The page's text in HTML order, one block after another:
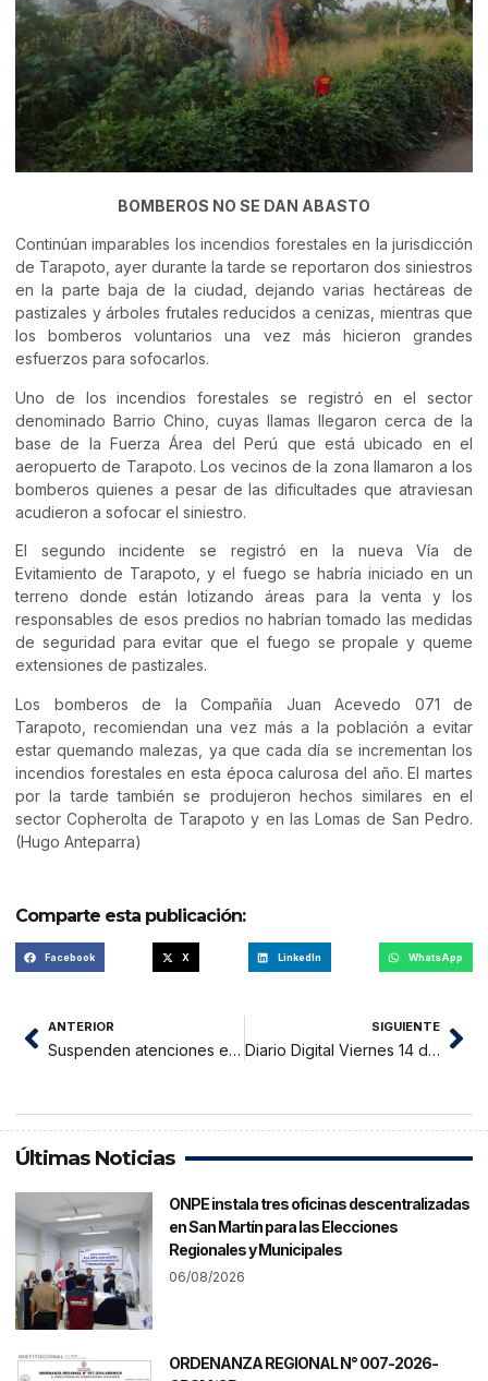
BOMBEROS NO SE DAN ABASTO
Continúan imparables los incendios forestales en la jurisdicción
de Tarapoto, ayer durante la tarde se reportaron dos siniestros
en la parte baja de la ciudad, dejando varias hectáreas de
pastizales y árboles frutales reducidos a cenizas, mientras que
los bomberos voluntarios una vez más hicieron grandes
esfuerzos para sofocarlos.
Uno de los incendios forestales se registró en el sector
denominado Barrio Chino, cuyas llamas llegaron cerca de la
base de la Fuerza Área del Perú que está ubicado en el
aeropuerto de Tarapoto. Los vecinos de la zona llamaron a los
bomberos quienes a pesar de las dificultades que atraviesan
acudieron a sofocar el siniestro.
El segundo incidente se registró en la nueva Vía de
Evitamiento de Tarapoto, y el fuego se habría iniciado en un
terreno donde están lotizando áreas para la venta y los
responsables de esos predios no habrían tomado las medidas
de seguridad para evitar que el fuego se propale y queme
extensiones de pastizales.
Los bomberos de la Compañía Juan Acevedo 071 de
Tarapoto, recomiendan una vez más a la población a evitar
estar quemando malezas, ya que cada día se incrementan los
incendios forestales en esta época calurosa del año. El martes
por la tarde también se produjeron hechos similares en el
sector Copherolta de Tarapoto y en las Lomas de San Pedro.
(Hugo Anteparra)
Comparte esta publicación:
Facebook X LinkedIn WhatsApp
ANTERIOR
Suspenden atenciones en el Banco de La Nación de Tarapoto por posible cuarentena
SIGUIENTE
Diario Digital Viernes 14 de Agosto del 2020
Últimas Noticias
ONPE instala tres oficinas descentralizadas
en San Martín para las Elecciones
Regionales y Municipales
06/08/2026
ORDENANZA REGIONAL N° 007-2026-